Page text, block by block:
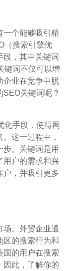
一个能够吸引精
（搜索引擎优
，其中关键词
键词不仅可以增
企业在竞争中脱
SEO关键词呢？
化手段，使得网
这一过程中，
。关键词是用
用户的需求和兴
户，并吸引更多
场。外贸企业通
区的搜索行为和
国的用户在搜索
因此，了解你的